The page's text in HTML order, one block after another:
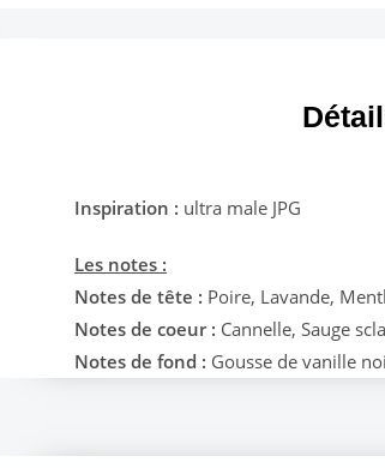
Inspiration : ultra male JPG
Les notes :
Notes de tête : Poire, Lavande,
Notes de coeur : Cannelle, Sauge
Notes de fond : Gousse de vanille